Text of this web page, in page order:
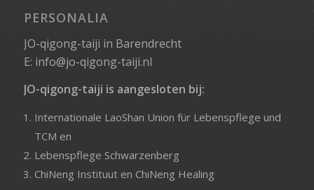
PERSONALIA
JO-qigong-taiji in Barendrecht
E: info@jo-qigong-taiji.nl
JO-qigong-taiji is aangesloten bij:
Internationale LaoShan Union für Lebenspflege und
TCM en
Lebenspflege Schwarzenberg
ChiNeng Instituuten ChiNeng Healing